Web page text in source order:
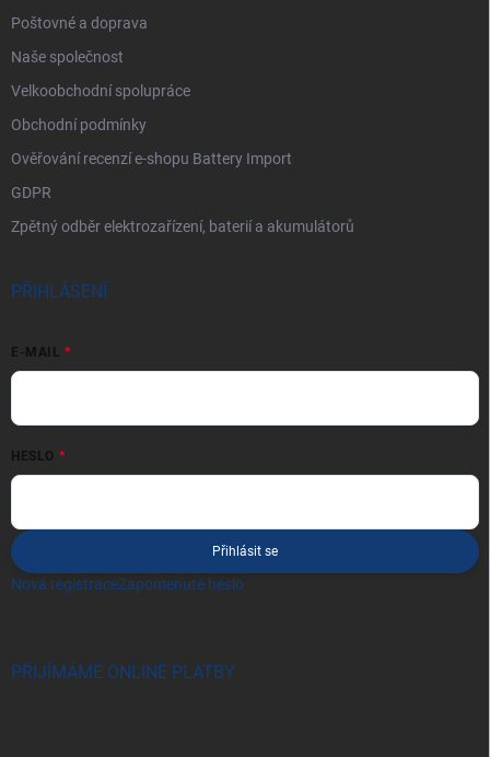
Poštovné a doprava
Naše společnost
Velkoobchodní spolupráce
Obchodní podmínky
Ověřování recenzí e-shopu Battery Import
GDPR
Zpětný odběr elektrozařízení, baterií a akumulátorů
PŘIHLÁŠENÍ
E-MAIL
HESLO
Přihlásit se
Nová registraceZapomenuté heslo
PŘIJÍMÁME ONLINE PLATBY